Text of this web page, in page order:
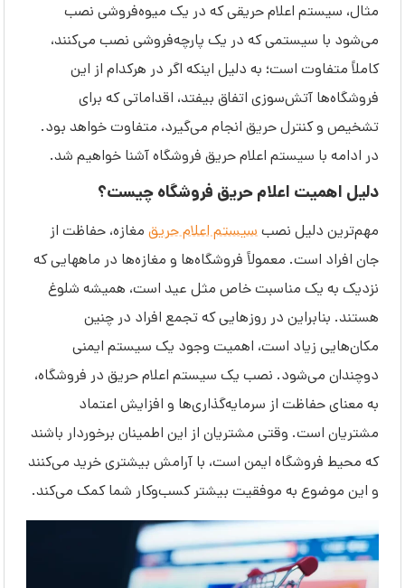
مثال، سیستم اعلام حریقی که در یک میوه‌فروشی نصب
می‌شود با سیستمی که در یک پارچه‌فروشی نصب می‌کنند،
کاملاً متفاوت است؛ به دلیل اینکه اگر در هرکدام از این
فروشگاه‌ها آتش‌سوزی اتفاق بیفتد، اقداماتی که برای
تشخیص و کنترل حریق انجام می‌گیرد، متفاوت خواهد بود.
در ادامه با سیستم اعلام حریق فروشگاه آشنا خواهیم شد.
دلیل اهمیت اعلام حریق فروشگاه چیست؟
مهم‌ترین دلیل نصبسیستم اعلام حریقمغازه، حفاظت از
جان افراد است. معمولاً فروشگاه‌ها و مغازه‌ها در ماه‎هایی که
نزدیک به یک مناسبت خاص مثل عید است، همیشه شلوغ
هستند. بنابراین در روزهایی که تجمع افراد در چنین
مکان‌هایی زیاد است، اهمیت وجود یک سیستم ایمنی
دوچندان می‌شود. نصب یک سیستم اعلام حریق در فروشگاه،
به معنای حفاظت از سرمایه‌گذاری‌ها و افزایش اعتماد
مشتریان است. وقتی مشتریان از این اطمینان برخوردار باشند
که محیط فروشگاه ایمن است، با آرامش بیشتری خرید می‌کنند
و این موضوع به موفقیت بیشتر کسب‌وکار شما کمک می‌کند.